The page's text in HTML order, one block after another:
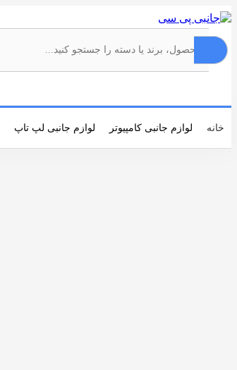
خانه لوازم جانبی کامپیوتر لوازم جانبی لپ تاپ